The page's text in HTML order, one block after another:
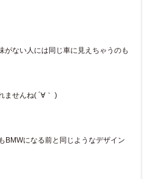
がない人には同じ車に見えちゃうのも
ませんね( ´∀｀ )
BMWになる前と同じようなデザイン